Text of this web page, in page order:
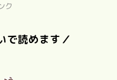
ク
で読めます／